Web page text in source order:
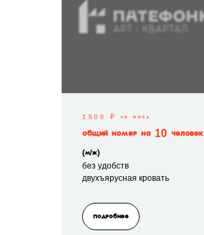
1500 ₽ за ночь
Общий номер на 10 человек
(м/ж)
без удобств
двухъярусная кровать
Подробнее